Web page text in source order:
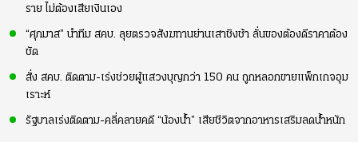
ราย ไม่ต้องเสียเงินเอง
“ศุภมาส” นำทีม สคบ. ลุยตรวจสังฆทานย่านเสาชิงช้า ลั่นของต้องดีราคาต้อง
ชัด
สั่ง สคบ. ติดตาม-เร่งช่วยผู้แสวงบุญกว่า 150 คน ถูกหลอกขายแพ็กเกจอุม
เราะห์
รัฐบาลเร่งติดตาม-คลี่คลายคดี “น้องน้ำ” เสียชีวิตจากอาหารเสริมลดน้ำหนัก